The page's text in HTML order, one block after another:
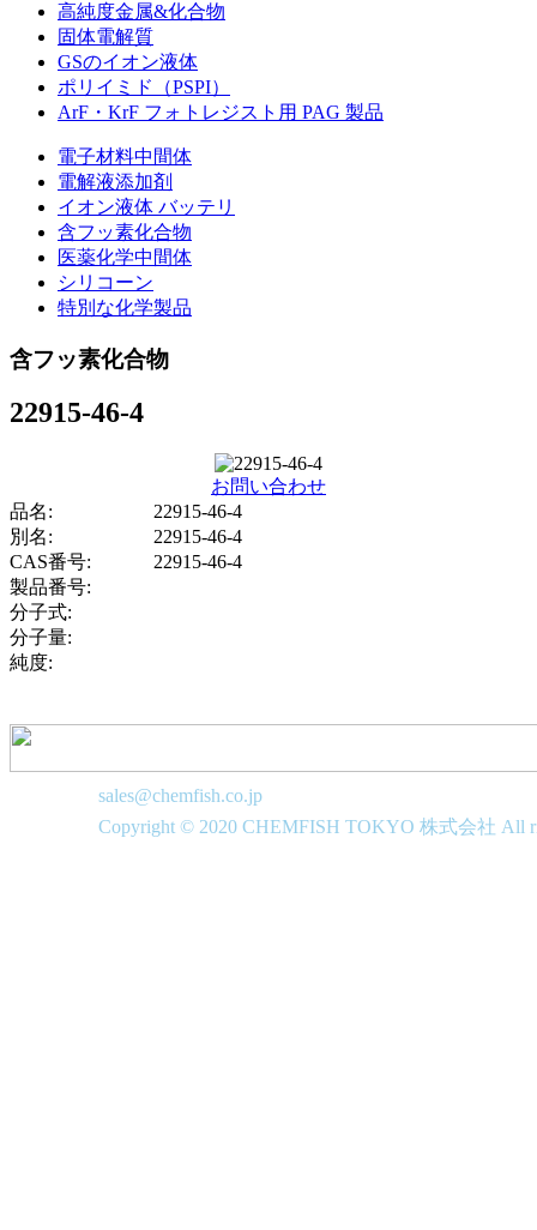
高純度金属&化合物
固体電解質
GSのイオン液体
ポリイミド（PSPI）
ArF・KrF フォトレジスト用 PAG 製品
電子材料中間体
電解液添加剤
イオン液体 バッテリ
含フッ素化合物
医薬化学中間体
シリコーン
特別な化学製品
含フッ素化合物
22915-46-4
お問い合わせ
品名:
22915-46-4
別名:
22915-46-4
CAS番号:
22915-46-4
製品番号:
分子式:
分子量:
純度:
sales@chemfish.co.jp
Copyright © 2020 CHEMFISH TOKYO 株式会社 All